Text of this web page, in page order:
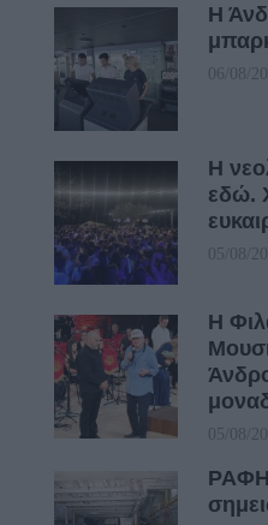
Η
06/08/
Η
εδώ.
05/08/
Η
05/08/